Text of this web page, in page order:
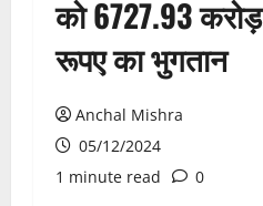
को 6727.93 करोड़
रूपए का भुगतान
Anchal Mishra
05/12/2024
1 minute read
0